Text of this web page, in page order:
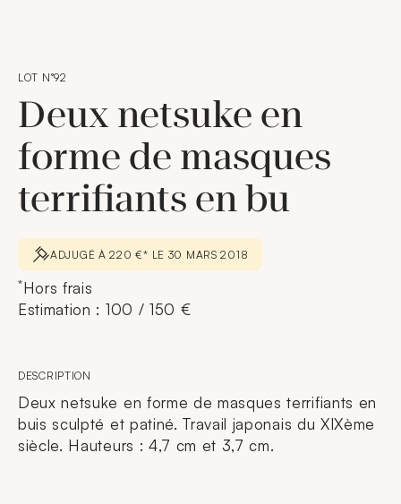
LOT N°92
Deux netsuke en
forme de masques
terrifiants en bu
ADJUGÉ À 220 €* LE 30 MARS 2018
*Hors frais
Estimation : 100 / 150 €
DESCRIPTION
Deux netsuke en forme de masques terrifiants en
buis sculpté et patiné. Travail japonais du XIXème
siècle. Hauteurs : 4,7 cm et 3,7 cm.